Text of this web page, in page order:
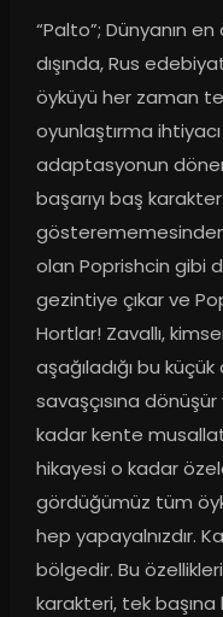
“Palto”; Dünyanın
dışında, Rus
öyküyü her zaman
oyunlaştırma
adaptasyonun
başarıyı baş
olan Poprishcin gibi
gezintiye çıkar ve
Hortlar! Zavallı,
aşağıladığı bu
savaşçısına
kadar kente musallat
hikayesi o kadar
gördüğümüz tüm
hep yapayalnızdır.
bölgedir. Bu
karakteri, tek